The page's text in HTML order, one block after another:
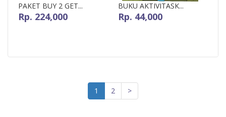
PAKET BUY 2 GET...
Rp. 224,000
BUKU AKTIVITASK...
Rp. 44,000
1 2 >